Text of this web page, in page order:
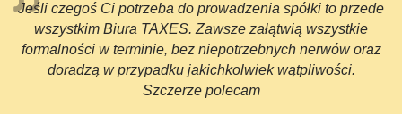
Jeśli czegoś Ci potrzeba do prowadzenia spółki to przede
wszystkim Biura TAXES. Zawsze załątwią wszystkie
formalności w terminie, bez niepotrzebnych nerwów oraz
doradzą w przypadku jakichkolwiek wątpliwości.
Szczerze polecam